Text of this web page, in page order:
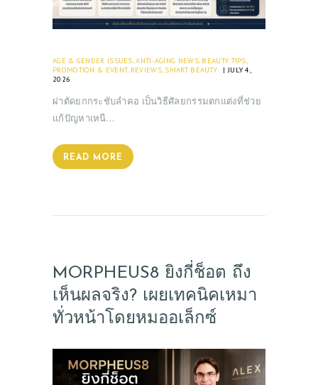
ABOUT US
AGE & GENDER ISSUES,ANTI-AGING NEWS, BEAUTY TIPS,
PROMOTION & EVENT, REVIEWS, SMART BEAUTY
JULY 4,
2026
ผ่าตัดยกกระชับลำคอ เป็นวิธีศัลยกรรมตกแต่งที่ช่วย
แก้ปัญหาเหนี…
READ MORE
MORPHEUS8 ยิงกี่ช็อต ถึง
เห็นผลจริง? เผยเทคนิคเหมา
ทั่วหน้าโดยหมออเล็กซ์